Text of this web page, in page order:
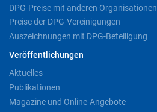
DPG-Preise mit anderen Organisationen
Preise der DPG-Vereinigungen
Auszeichnungen mit DPG-Beteiligung
Veröffentlichungen
Aktuelles
Publikationen
Magazine und Online-Angebote